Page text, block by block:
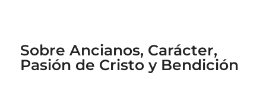
Sobre Ancianos, Carácter,
Pasión de Cristo y Bendición